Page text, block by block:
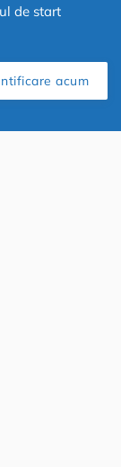
de start
acum